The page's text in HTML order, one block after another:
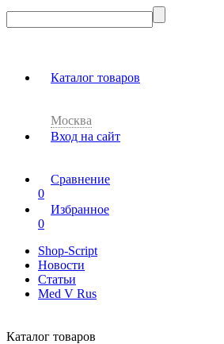
Каталог товаров
Москва
Вход на сайт
Сравнение
0
Избранное
0
Shop-Script
Новости
Статьи
Med V Rus
Каталог товаров